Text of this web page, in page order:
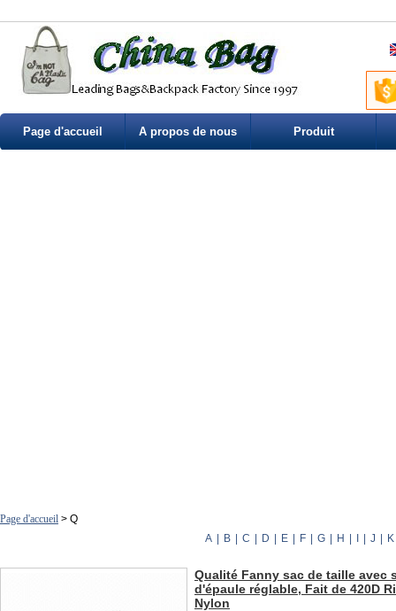
Page d'accueil A propos de nous Produit
Page d'accueil > Q
A
B C D E F G H J K
Qualité Fanny sac de taille avec
d'épaule réglable, Fait de 420D
Nylon